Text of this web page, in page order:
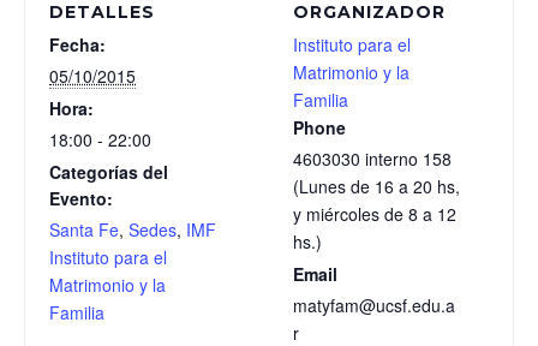
DETALLES
Fecha:
05/10/2015
Hora:
18:00 - 22:00
Categorías del
Evento:
Santa Fe, Sedes, IMF
Instituto para el
Matrimonio y la
Familia
ORGANIZADOR
Instituto para el
Matrimonio y la
Familia
Phone
4603030 interno 158
(Lunes de 16 a 20 hs,
y miércoles de 8 a 12
hs.)
Email
matyfam@ucsf.edu.a
r